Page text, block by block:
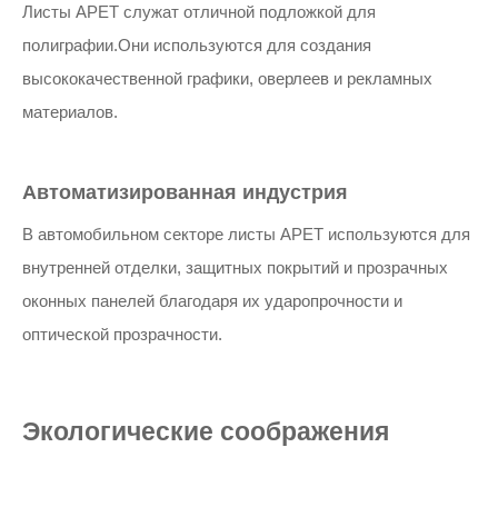
Листы APET служат отличной подложкой для
полиграфии.Они используются для создания
высококачественной графики, оверлеев и рекламных
материалов.
Автоматизированная индустрия
В автомобильном секторе листы APET используются для
внутренней отделки, защитных покрытий и прозрачных
оконных панелей благодаря их ударопрочности и
оптической прозрачности.
Экологические соображения